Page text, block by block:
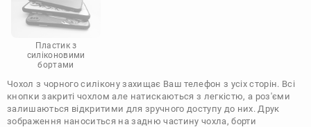
Пластик з
силіконовими
бортами
Чохол з чорного силікону захищає Ваш телефон з усіх сторін. Всі
кнопки закриті чохлом але натискаються з легкістю, а роз'єми
залишаються відкритими для зручного доступу до них. Друк
зображення наноситься на задню частину чохла, борти